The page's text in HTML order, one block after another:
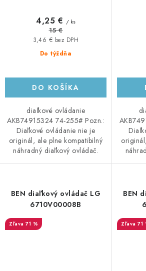
Do týždňa
3,46 € bez DPH
4,25 € / ks
15 €
DO KOŠÍKA
diaľkové ovládanie
AKB74915324 74-255# Pozn.:
Diaľkové ovládanie nie je
originál, ale plne kompatibilný
náhradný diaľkový ovládač.
BEN diaľkový ovládač LG
6710V00008B
71 %
BEN
71